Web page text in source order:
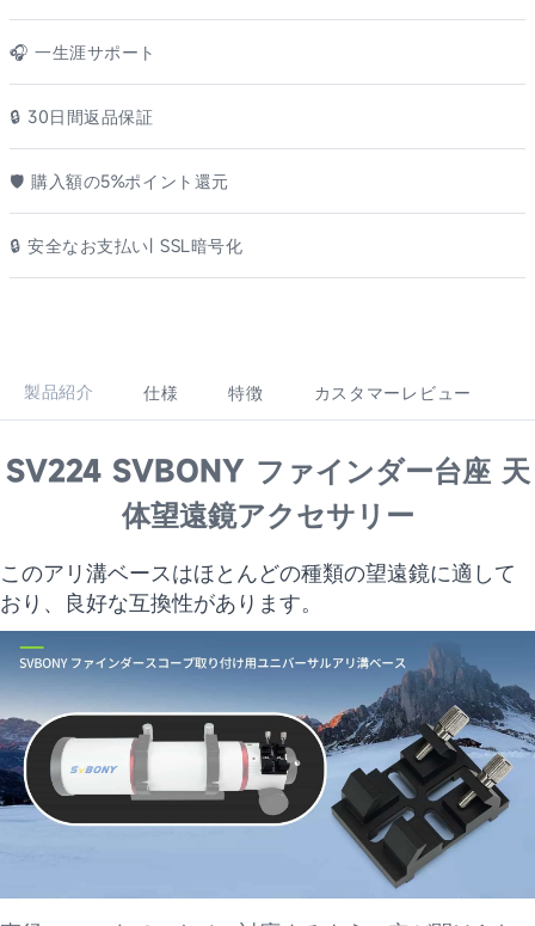
🎧 一生涯サポート
🔒 30日間返品保証
🛡️ 購入額の5%ポイント還元
🔒 安全なお支払い| SSL暗号化
製品紹介 仕様 特徴 カスタマーレビュー
SV224 SVBONY ファインダー台座 天
体望遠鏡アクセサリー
このアリ溝ベースはほとんどの種類の望遠鏡に適して
おり、良好な互換性があります。